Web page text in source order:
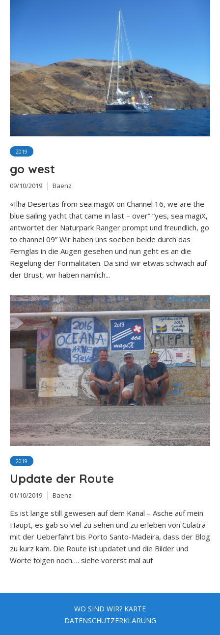
2019
go west
09/10/2019 Baenz
«Ilha Desertas from sea magiX on Channel 16, we are the
blue sailing yacht that came in last – over” “yes, sea magiX,
antwortet der Naturpark Ranger prompt und freundlich, go
to channel 09” Wir haben uns soeben beide durch das
Fernglas in die Augen gesehen und nun geht es an die
Regelung der Formalitäten. Da sind wir etwas schwach auf
der Brust, wir haben nämlich...
2019
Update der Route
01/10/2019 Baenz
Es ist lange still gewesen auf dem Kanal – Asche auf mein
Haupt, es gab so viel zu sehen und zu erleben von Culatra
mit der Ueberfahrt bis Porto Santo-Madeira, dass der Blog
zu kurz kam. Die Route ist updatet und die Bilder und
Worte folgen noch…. siehe vorerst mal auf
WO SIND WIR? KARTE
DATENSCHUTZERKLÄRUNG